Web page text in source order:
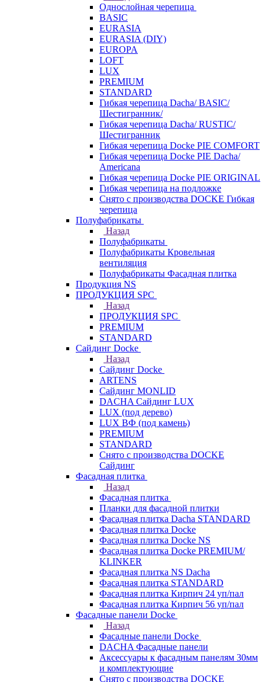
Однослойная черепица
BASIC
EURASIA
EURASIA (DIY)
EUROPA
LOFT
LUX
PREMIUM
STANDARD
Гибкая черепица Dacha/ BASIC/
Шестигранник/
Гибкая черепица Dacha/ RUSTIC/
Шестигранник
Гибкая черепица Docke PIE COMFORT
Гибкая черепица Docke PIE Dacha/
Americana
Гибкая черепица Docke PIE ОRIGINАL
Гибкая черепица на подложке
Снято с производства DOCKE Гибкая
черепица
Полуфабрикаты
Назад
Полуфабрикаты
Полуфабрикаты Кровельная
вентиляция
Полуфабрикаты Фасадная плитка
Продукция NS
ПРОДУКЦИЯ SPC
Назад
ПРОДУКЦИЯ SPC
PREMIUM
STANDARD
Сайдинг Docke
Назад
Сайдинг Docke
ARTENS
Cайдинг MONLID
DACHA Сайдинг LUX
LUX (под дерево)
LUX ВФ (под камень)
PREMIUM
STANDARD
Снято с производства DOCKE
Сайдинг
Фасадная плитка
Назад
Фасадная плитка
Планки для фасадной плитки
Фасадная плитка Dacha STANDARD
Фасадная плитка Docke
Фасадная плитка Docke NS
Фасадная плитка Docke PREMIUM/
KLINKER
Фасадная плитка NS Dacha
Фасадная плитка STANDARD
Фасадная плитка Кирпич 24 уп/пал
Фасадная плитка Кирпич 56 уп/пал
Фасадные панели Docke
Назад
Фасадные панели Docke
DACHA Фасадные панели
Аксессуары к фасадным панелям 30мм
и комплектующие
Снято с производства DOCKE